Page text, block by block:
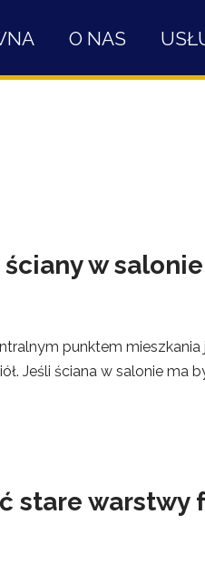
O NAS
w
punktem
Jeśli ściana w salonie ma
stare warstwy